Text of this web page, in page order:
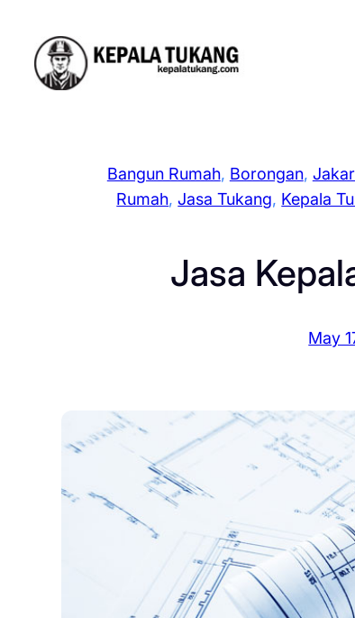
content
Bangun Rumah, Borongan,
Rumah, Jasa Tukang, Kepala
Jasa
May